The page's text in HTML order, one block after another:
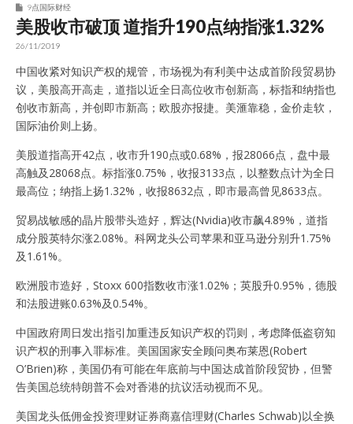
9点国际财经
美股收市破顶 道指升190点纳指涨1.32%
26/11/2019
中国收紧对知识产权的规管，市场视为有利美中达成首阶段贸易协
议，美股高开高走，道指以近全日高位收市创新高，标指和纳指也
创收市新高，并创即市新高；欧股亦报捷。美滙靠稳，金价走软，
国际油价则上扬。
美股道指高开42点，收市升190点或0.68%，报28066点，盘中最
高触及28068点。标指涨0.75%，收报3133点，以整数点计为全日
最高位；纳指上扬1.32%，收报8632点，即市最高曾见8633点。
贸易战敏感的晶片股带头造好，辉达(Nvidia)收市飙4.89%，道指
成分股英特尔涨2.08%。科网龙头公司苹果和亚马逊分别升1.75%
及1.61%。
欧洲股市造好，Stoxx 600指数收市涨1.02%；英股升0.95%，德股
和法股进账0.63%及0.54%。
中国政府周日发出指引加重违反知识产权的罚则，考虑降低盗窃知
识产权的刑事入罪标准。美国国家安全顾问奥布莱恩(Robert
O’Brien)称，美国仍有可能在年底前与中国达成首阶段贸协，但警
告美国总统特朗普不会对香港的抗议活动视而不见。
美国龙头低佣金投资理财证券商嘉信理财(Charles Schwab)以全换